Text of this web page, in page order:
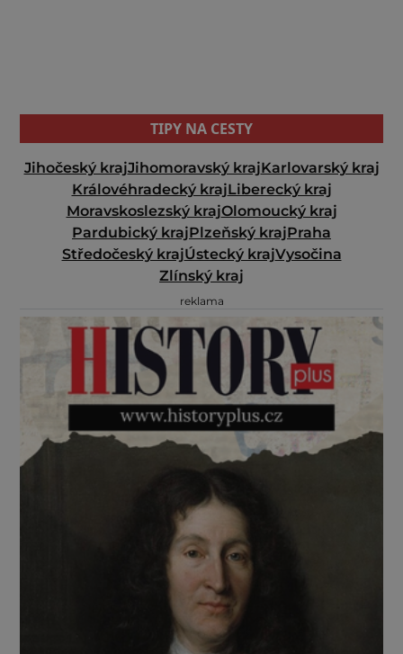
TIPY NA CESTY
Jihočeský krajJihomoravský krajKarlovarský kraj
Královéhradecký krajLiberecký kraj
Moravskoslezský krajOlomoucký kraj
Pardubický krajPlzeňský krajPraha
Středočeský krajÚstecký krajVysočina
Zlínský kraj
reklama